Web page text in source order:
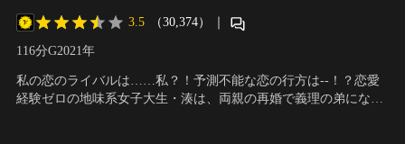
3.5 （30,374） ｜
116分G2021年
私の恋のライバルは……私？！予測不能な恋の行方は--！？恋愛
経験ゼロの地味系女子大生・湊は、両親の再婚で義理の弟になっ